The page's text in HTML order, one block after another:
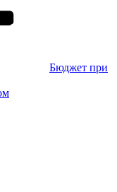
Бюджет при